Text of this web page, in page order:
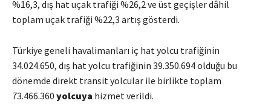
%16,3, dış hat uçak trafiği %26,2 ve üst geçişler dâhil
toplam uçak trafiği %22,3 artış gösterdi.
Türkiye geneli havalimanları iç hat yolcu trafiğinin
34.024.650, dış hat yolcu trafiğinin 39.350.694 olduğu bu
dönemde direkt transit yolcular ile birlikte toplam
73.466.360 yolcuya hizmet verildi.